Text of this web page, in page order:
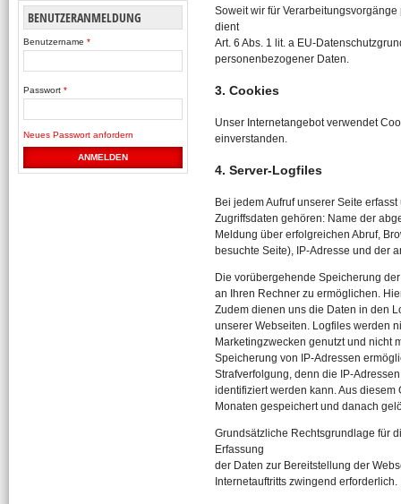
Soweit wir für
dient
Art. 6 Abs. 1 lit. a EU-
personenbezogener Daten.
3. Cookies
Unser Internetangebot verwendet
einverstanden.
4. Server-Logfiles
Bei jedem Aufruf unserer Seite
Zugriffsdaten gehören: Name der
Meldung über erfolgreichen Abruf,
besuchte Seite), IP-Adresse und der
Die vorübergehende Speicherung
an Ihren Rechner zu ermöglichen.
Zudem dienen uns die Daten in den
unserer Webseiten. Logfiles werden
Marketingzwecken genutzt und nicht
Speicherung von IP-Adressen
Strafverfolgung, denn die IP-
identifiziert werden kann. Aus
Monaten gespeichert und danach
Grundsätzliche Rechtsgrundlage für
Erfassung
der Daten zur Bereitstellung der
Internetauftritts zwingend
BENUTZERANMELDUNG
Benutzername *
Passwort *
Neues Passwort anfordern